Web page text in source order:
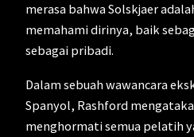
merasa bahwa Solskjaer
memahami dirinya, baik
sebagai pribadi.
Dalam sebuah wawancara
Spanyol, Rashford
menghormati semua pelatih